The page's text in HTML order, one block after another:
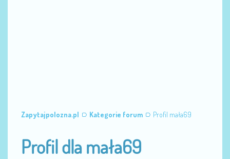
Zapytajpolozna.pl Kategorie forum Profil mała69
Profil dla mała69